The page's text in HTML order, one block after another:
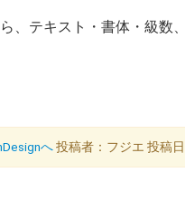
、テキスト・書体・級数
へ投稿者：フジエ 投稿